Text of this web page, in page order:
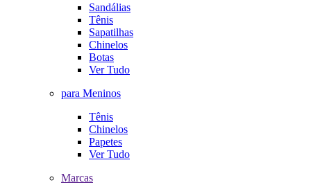
Sandálias
Tênis
Sapatilhas
Chinelos
Botas
Ver Tudo
para Meninos
Tênis
Chinelos
Papetes
Ver Tudo
Marcas